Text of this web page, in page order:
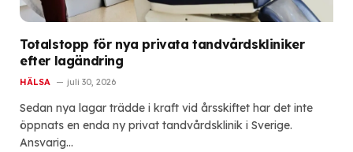
Totalstopp för nya privata tandvårdskliniker
efter lagändring
HÄLSA juli 30, 2026
Sedan nya lagar trädde i kraft vid årsskiftet har det inte
öppnats en enda ny privat tandvårdsklinik i Sverige.
Ansvarig…